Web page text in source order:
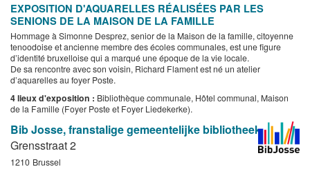
EXPOSITION D'AQUARELLES RÉALISÉES PAR LES
SENIONS DE LA MAISON DE LA FAMILLE
Hommage à Simonne Desprez, senior de la Maison de la famille, citoyenne
tenoodoise et ancienne membre des écoles communales, est une figure
d’identité bruxelloise qui a marqué une époque de la vie locale.
De sa rencontre avec son voisin, Richard Flament est né un atelier
d’aquarelles au foyer Poste.
4 lieux d'exposition : Bibliothèque communale, Hôtel communal, Maison
de la Famille (Foyer Poste et Foyer Liedekerke).
Bib Josse, franstalige gemeentelijke bibliotheek
Grensstraat 2
1210 Brussel